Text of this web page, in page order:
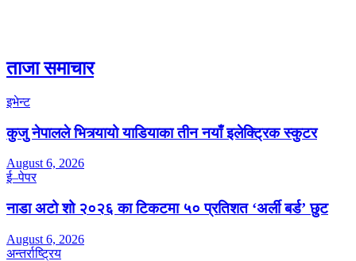
ताजा समाचार
इभेन्ट
कुजु नेपालले भित्र्यायो याडियाका तीन नयाँ इलेक्ट्रिक स्कुटर
August 6, 2026
ई–पेपर
नाडा अटो शो २०२६ का टिकटमा ५० प्रतिशत ‘अर्ली बर्ड’ छुट
August 6, 2026
अन्तर्राष्ट्रिय